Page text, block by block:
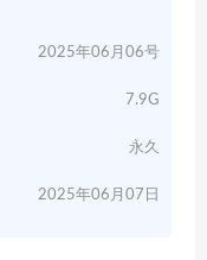
2025年06月06号
7.9G
永久
2025年06月07日